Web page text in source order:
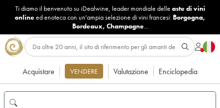
Ti diamo il benvenuto su iDealwine, leader mondiale delle aste di vini
onlineed enoteca con un'ampia selezione di vini francesi: Borgogna,
Bordeaux, Champagne...
Acquistare VENDERE Valutazione Enciclopedia